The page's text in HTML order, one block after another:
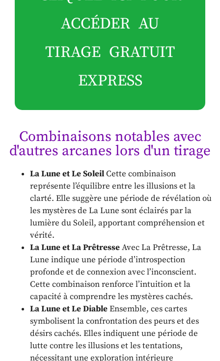
ACCÉDER AU
TIRAGE GRATUIT
EXPRESS
Combinaisons notables avec
d'autres arcanes lors d'un tirage
La Lune et Le SoleilCette combinaison
représente l’équilibre entre les illusions et la
clarté. Elle suggère une période de révélation où
les mystères de La Lune sont éclairés par la
lumière du Soleil, apportant compréhension et
vérité.
La Lune et La PrêtresseAvec La Prêtresse, La
Lune indique une période d’introspection
profonde et de connexion avec l’inconscient.
Cette combinaison renforce l’intuition et la
capacité à comprendre les mystères cachés.
La Lune et Le DiableEnsemble, ces cartes
symbolisent la confrontation des peurs et des
désirs cachés. Elles indiquent une période de
lutte contre les illusions et les tentations,
nécessitant une exploration intérieure